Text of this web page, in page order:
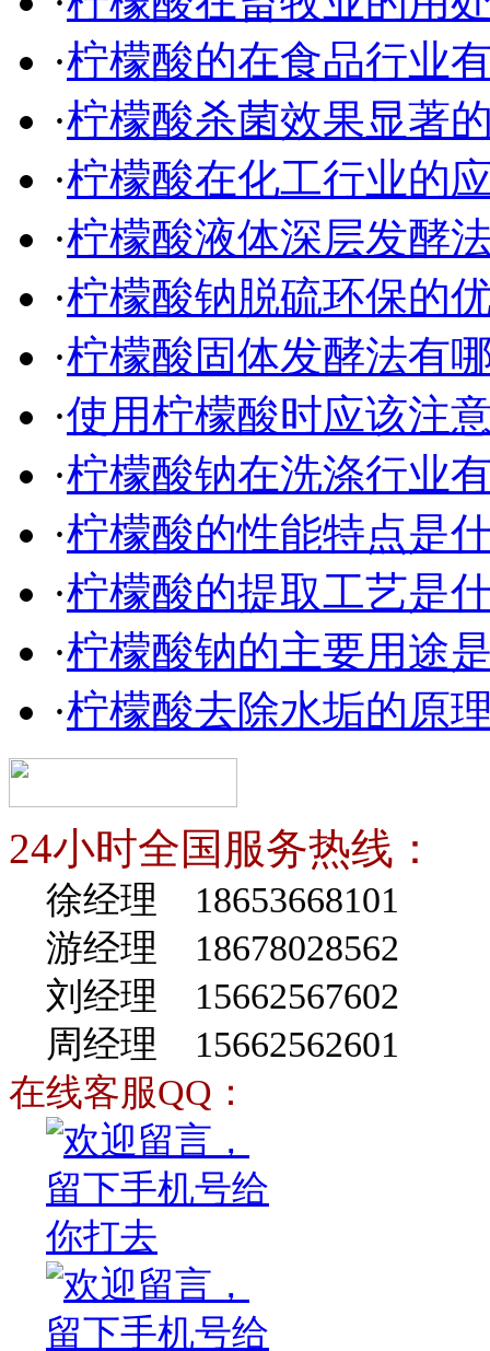
·柠檬酸的在食品行业
·柠檬酸杀菌效果显著
·柠檬酸在化工行业的
·柠檬酸液体深层发酵
·柠檬酸钠脱硫环保的
·柠檬酸固体发酵法有
·使用柠檬酸时应该注
·柠檬酸钠在洗涤行业
·柠檬酸的性能特点是
·柠檬酸的提取工艺是
·柠檬酸钠的主要用途
·柠檬酸去除水垢的原
24小时全国服务热线：
徐经理 18653668101
游经理 18678028562
刘经理 15662567602
周经理 15662562601
在线客服QQ：